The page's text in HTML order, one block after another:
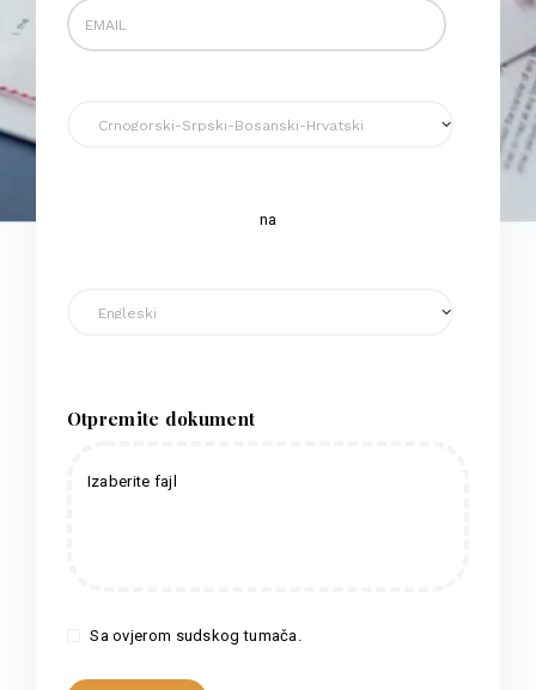
na
Otpremite dokument
Izaberite fajl
Sa ovjerom sudskog tumača.